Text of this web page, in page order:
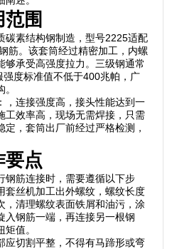
围
碳素结构钢制造，型号2225适配
筋。该套筒经过精密加工，内螺
够承受高强度拉力。三级钢通常
度标准值不低于400兆帕，广
，连接强度高，接头性能达到一
工效率高，现场无需焊接，只需
，套筒出厂前经过严格检测，
要点
钢筋连接时，需要遵循以下步
套丝机加工出外螺纹，螺纹长度
，清理螺纹表面铁屑和油污，涂
入钢筋一端，再连接另一根钢
值。
应切割平整，不得有马蹄形或弯